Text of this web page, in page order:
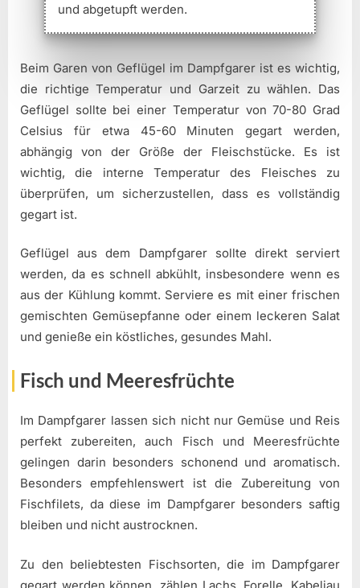
und abgetupft werden.
Beim Garen von Geflügel im Dampfgarer ist es wichtig,
die richtige Temperatur und Garzeit zu wählen. Das
Geflügel sollte bei einer Temperatur von 70-80 Grad
Celsius für etwa 45-60 Minuten gegart werden,
abhängig von der Größe der Fleischstücke. Es ist
wichtig, die interne Temperatur des Fleisches zu
überprüfen, um sicherzustellen, dass es vollständig
gegart ist.
Geflügel aus dem Dampfgarer sollte direkt serviert
werden, da es schnell abkühlt, insbesondere wenn es
aus der Kühlung kommt. Serviere es mit einer frischen
gemischten Gemüsepfanne oder einem leckeren Salat
und genieße ein köstliches, gesundes Mahl.
Fisch und Meeresfrüchte
Im Dampfgarer lassen sich nicht nur Gemüse und Reis
perfekt zubereiten, auch Fisch und Meeresfrüchte
gelingen darin besonders schonend und aromatisch.
Besonders empfehlenswert ist die Zubereitung von
Fischfilets, da diese im Dampfgarer besonders saftig
bleiben und nicht austrocknen.
Zu den beliebtesten Fischsorten, die im Dampfgarer
gegart werden können, zählen Lachs, Forelle, Kabeljau